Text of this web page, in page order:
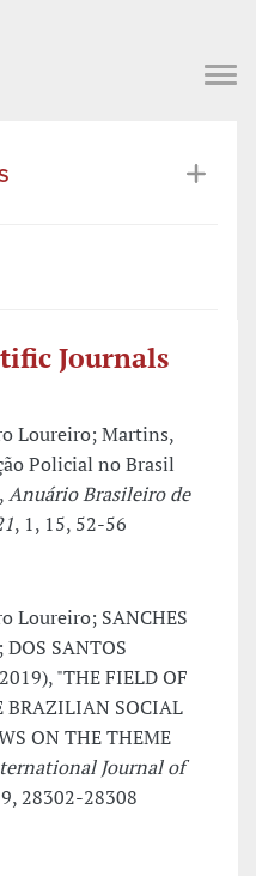
Journals
Loureiro; Martins,
Policial no Brasil
Anuário Brasileiro de
, 1, 15, 52-56
Loureiro; SANCHES
DOS SANTOS
"THE FIELD OF
BRAZILIAN SOCIAL
ON THE THEME
Journal of
28302-28308